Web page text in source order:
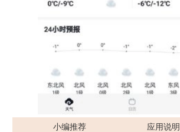
小编推荐 应用说明